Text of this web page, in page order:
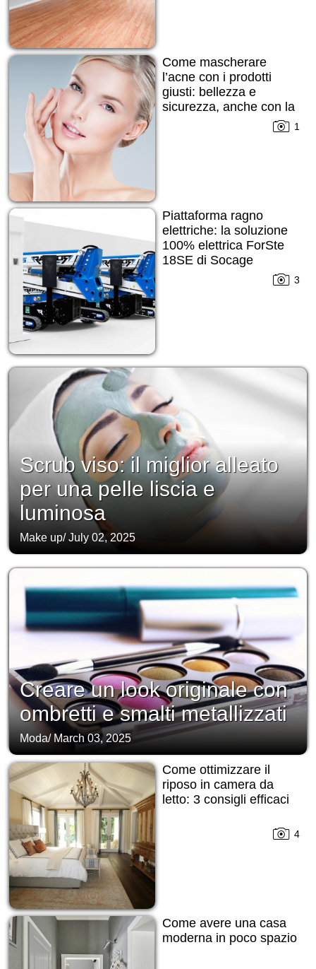
Come mascherare
l’acne con i prodotti
giusti: bellezza e
sicurezza, anche con la
1
Piattaforma ragno
elettriche: la soluzione
100% elettrica ForSte
18SE di Socage
3
Scrub viso: il miglior alleato
per una pelle liscia e
luminosa
Make up/July 02, 2025
Creare un look originale con
ombretti e smalti metallizzati
Moda/ March 03, 2025
Come ottimizzare il
riposo in camera da
letto: 3 consigli efficaci
4
Come avere una casa
moderna in poco spazio